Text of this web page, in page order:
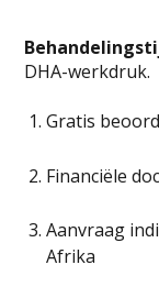
DHA-werkdruk.
Gratis
Financiële
Aanvraag
Afrika